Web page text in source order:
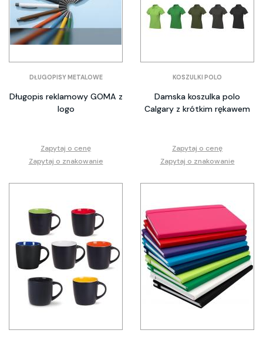
DŁUGOPISY METALOWE
Długopis reklamowy GOMA z
logo
Zapytaj o cenę
Zapytaj o znakowanie
KOSZULKI POLO
Damska koszulka polo
Calgary z krótkim rękawem
Zapytaj o cenę
Zapytaj o znakowanie